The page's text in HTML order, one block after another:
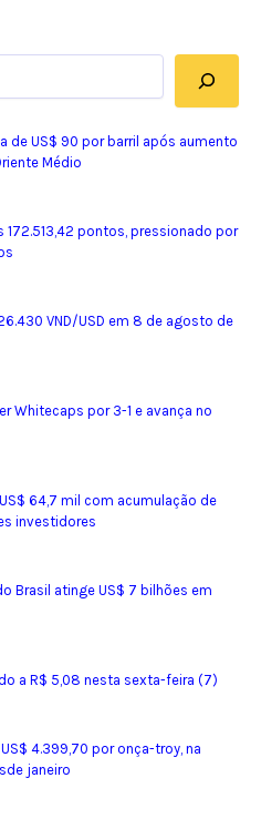
de US$ 90 por barril após aumento
Médio
172.513,42 pontos, pressionado por
VND/USD em 8 de agosto de
Whitecaps por 3-1 e avança no
64,7 mil com acumulação de
investidores
Brasil atinge US$ 7 bilhões em
a R$ 5,08 nesta sexta-feira (7)
4.399,70 por onça-troy, na
janeiro